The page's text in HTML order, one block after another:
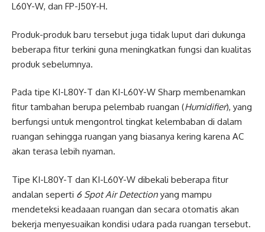
L60Y-W, dan FP-J50Y-H.
Produk-produk baru tersebut juga tidak luput dari dukunga
beberapa fitur terkini guna meningkatkan fungsi dan kualitas
produk sebelumnya.
Pada tipe KI-L80Y-T dan KI-L60Y-W Sharp membenamkan
fitur tambahan berupa pelembab ruangan (Humidifier), yang
berfungsi untuk mengontrol tingkat kelembaban di dalam
ruangan sehingga ruangan yang biasanya kering karena AC
akan terasa lebih nyaman.
Tipe KI-L80Y-T dan KI-L60Y-W dibekali beberapa fitur
andalan seperti 6 Spot Air Detection yang mampu
mendeteksi keadaaan ruangan dan secara otomatis akan
bekerja menyesuaikan kondisi udara pada ruangan tersebut.